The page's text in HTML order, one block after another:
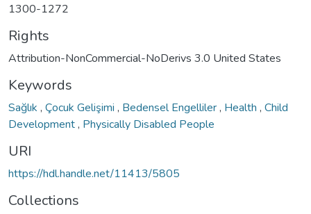
1300-1272
Rights
Attribution-NonCommercial-NoDerivs 3.0 United States
Keywords
Sağlık , Çocuk Gelişimi , Bedensel Engelliler, Health , Child
Development, Physically Disabled People
URI
https://hdl.handle.net/11413/5805
Collections